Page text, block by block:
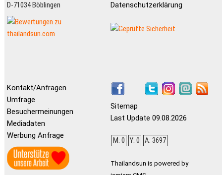
D-71034 Böblingen
Datenschutzerklärung
Kontakt/Anfragen
Umfrage
Besuchermeinungen
Mediadaten
Werbung Anfrage
Sitemap
Last Update 09.08.2026
M: 0 Y: 0 A: 3697
Thailandsun is powered by